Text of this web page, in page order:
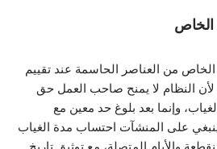
الخاص
من العناصر الحاسمة عند تقييم
لأن النظام لا يمنح صاحب العمل حق
وإنما بعد بلوغ حد معين مع
ينبغي على المنشآت احتساب مدة الغياب